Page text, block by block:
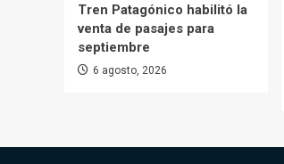
Tren Patagónico habilitó la
venta de pasajes para
septiembre
6 agosto, 2026